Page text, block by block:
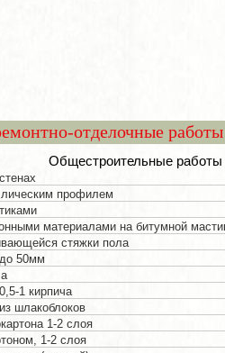
отделочные работы
Общестроительные работы
профилем
материалами на битумной
стяжки пола
50мм
1 кирпича
шлакоблоков
1-2 слоя
1-2 слоя